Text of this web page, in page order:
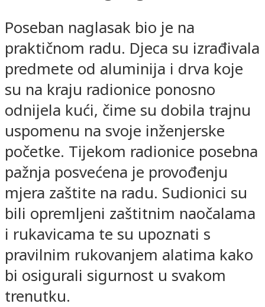
Poseban naglasak bio je na
praktičnom radu. Djeca su izrađivala
predmete od aluminija i drva koje
su na kraju radionice ponosno
odnijela kući, čime su dobila trajnu
uspomenu na svoje inženjerske
početke. Tijekom radionice posebna
pažnja posvećena je provođenju
mjera zaštite na radu. Sudionici su
bili opremljeni zaštitnim naočalama
i rukavicama te su upoznati s
pravilnim rukovanjem alatima kako
bi osigurali sigurnost u svakom
trenutku.